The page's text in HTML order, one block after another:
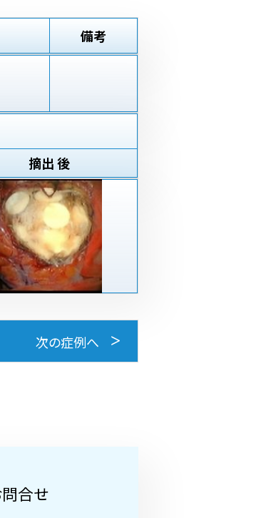
備考
摘出 後
次の症例へ
合せ